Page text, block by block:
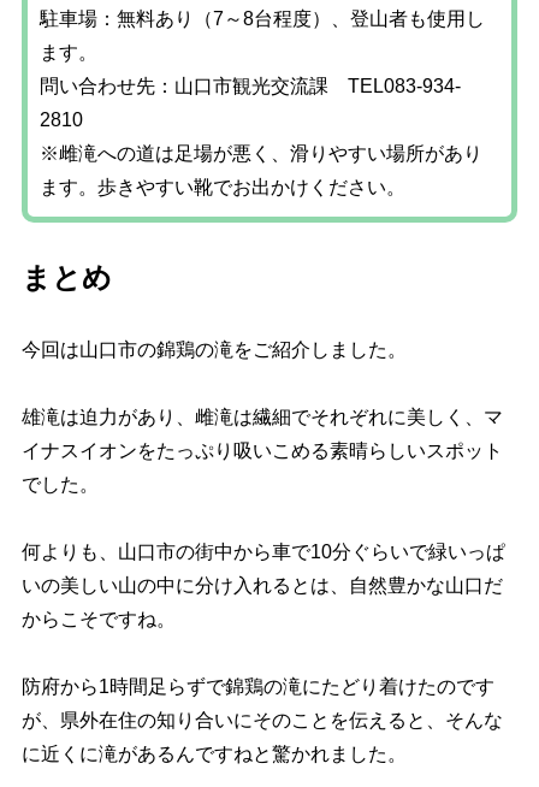
駐車場：無料あり（7～8台程度）、登山者も使用し
ます。
問い合わせ先：山口市観光交流課 TEL083-934-
2810
※雌滝への道は足場が悪く、滑りやすい場所があり
ます。歩きやすい靴でお出かけください。
まとめ
今回は山口市の錦鶏の滝をご紹介しました。
雄滝は迫力があり、雌滝は繊細でそれぞれに美しく、マ
イナスイオンをたっぷり吸いこめる素晴らしいスポット
でした。
何よりも、山口市の街中から車で10分ぐらいで緑いっぱ
いの美しい山の中に分け入れるとは、自然豊かな山口だ
からこそですね。
防府から1時間足らずで錦鶏の滝にたどり着けたのです
が、県外在住の知り合いにそのことを伝えると、そんな
に近くに滝があるんですねと驚かれました。